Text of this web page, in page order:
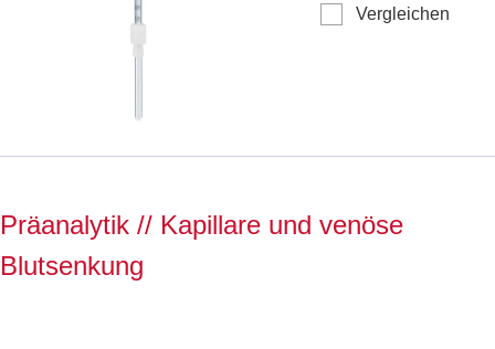
Vergleichen
Präanalytik // Kapillare und venöse
Blutsenkung